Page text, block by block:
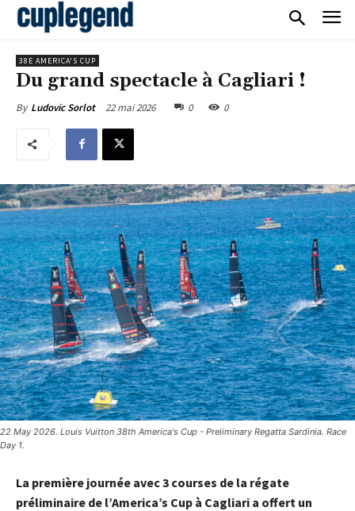
38E AMERICA'S CUP
Du grand spectacle à Cagliari !
By Ludovic Sorlot 22 mai 2026 0 0
22 May 2026. Louis Vuitton 38th America's Cup - Preliminary Regatta Sardinia. Race
Day 1.
La première journée avec 3 courses de la régate
préliminaire de l’America’s Cup à Cagliari a offert un